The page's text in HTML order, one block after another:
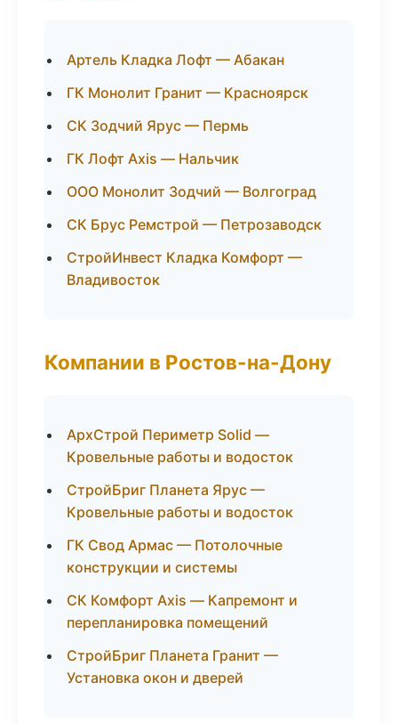
Артель Кладка Лофт — Абакан
ГК Монолит Гранит — Красноярск
СК Зодчий Ярус — Пермь
ГК Лофт Axis — Нальчик
ООО Монолит Зодчий — Волгоград
СК Брус Ремстрой — Петрозаводск
СтройИнвест Кладка Комфорт —
Владивосток
Компании в Ростов-на-Дону
АрхСтрой Периметр Solid —
Кровельные работы и водосток
СтройБриг Планета Ярус —
Кровельные работы и водосток
ГК Свод Армас — Потолочные
конструкции и системы
СК Комфорт Axis — Капремонт и
перепланировка помещений
СтройБриг Планета Гранит —
Установка окон и дверей